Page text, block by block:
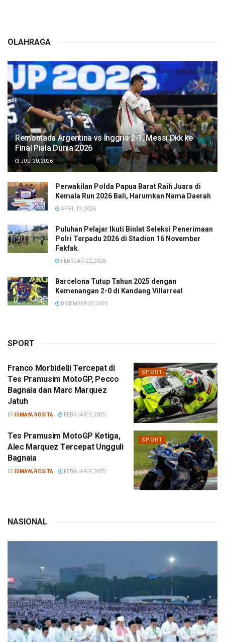
OLAHRAGA
Remontada Argentina vs Inggris 2-1, Messi Dkk ke
Final Piala Dunia 2026
JULI 20, 2026
Perwakilan Polda Papua Barat Raih Juara di
Kemala Run 2026 Bali, Harumkan Nama Daerah
APRIL 19, 2026
Puluhan Pelajar Ikuti Binlat Seleksi Penerimaan
Polri Terpadu 2026 di Stadion 16 November
Fakfak
FEBRUARI 22, 2026
Barcelona Tutup Tahun 2025 dengan
Kemenangan 2-0 di Kandang Villarreal
DESEMBER 23, 2025
SPORT
SPORT
Franco Morbidelli Tercepat di
Tes Pramusim MotoGP, Pecco
Bagnaia dan Marc Marquez
Jatuh
BY ISMAYA ROSITA FEBRUARI 9, 2025
SPORT
Tes Pramusim MotoGP Ketiga,
Alec Marquez Tercepat Ungguli
Bagnaia
BY ISMAYA ROSITA FEBRUARI 9, 2025
NASIONAL